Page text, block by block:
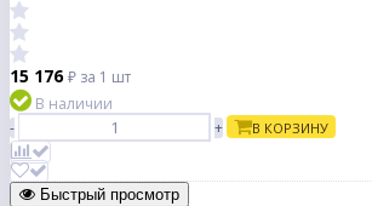
15 176₽ за 1 шт
В наличии
-
+ В КОРЗИНУ
Быстрый просмотр